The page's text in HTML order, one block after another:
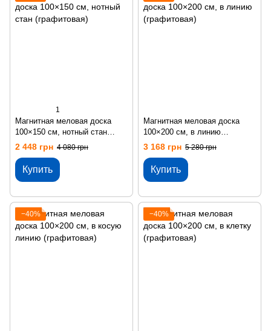
1
Магнитная меловая доска
100×150 см, нотный стан
(графитовая)
2 448 грн 4 080 грн
Купить
Магнитная меловая доска
100×200 см, в линию
(графитовая)
3 168 грн 5 280 грн
Купить
−40% −40%